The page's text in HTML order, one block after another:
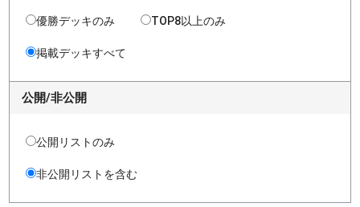
優勝デッキのみ TOP8以上のみ
掲載デッキすべて
公開/非公開
公開リストのみ
非公開リストを含む